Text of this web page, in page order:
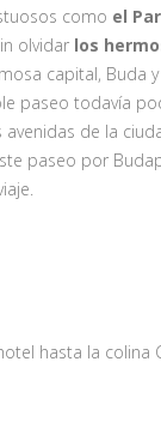
como el
olvidar los
capital, Buda
paseo todavía
de la
paseo por
hasta la colina